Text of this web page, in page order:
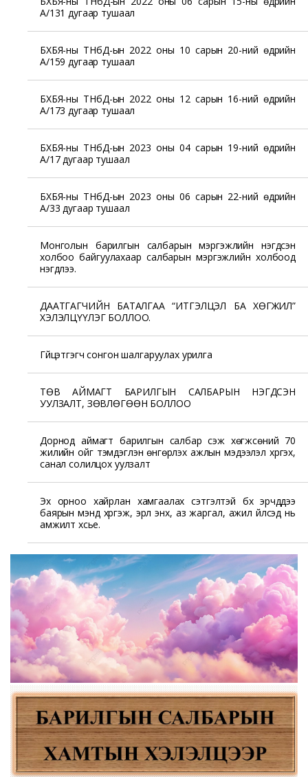
А/131 дугаар тушаал
БХБЯ-ны ТНбД-ын 2022 оны 10 сарын 20-ний өдрийн
А/159 дугаар тушаал
БХБЯ-ны ТНбД-ын 2022 оны 12 сарын 16-ний өдрийн
А/173 дугаар тушаал
БХБЯ-ны ТНбД-ын 2023 оны 04 сарын 19-ний өдрийн
А/17 дугаар тушаал
БХБЯ-ны ТНбД-ын 2023 оны 06 сарын 22-ний өдрийн
А/33 дугаар тушаал
Монголын барилгын салбарын мэргэжлийн нэгдсэн
холбоо байгуулахаар салбарын мэргэжлийн холбоод
нэгдлээ.
ДААТГАГЧИЙН БАТАЛГАА “ИТГЭЛЦЭЛ БА ХӨГЖИЛ”
ХЭЛЭЛЦҮҮЛЭГ БОЛЛОО.
Гүйцэтгэгч сонгон шалгаруулах урилга
ТӨВ АЙМАГТ БАРИЛГЫН САЛБАРЫН НЭГДСЭН
УУЛЗАЛТ, ЗӨВЛӨГӨӨН БОЛЛОО
Дорнод аймагт барилгын салбар үүсэж хөгжсөний 70
жилийн ойг тэмдэглэн өнгөрүүлэх ажлын мэдээлэл хүргэх,
санал солилцох уулзалт
Эх орноо хайрлан хамгаалах сэтгэлтэй бүх эрчүүддээ
баярын мэнд хүргэж, эрүүл энх, аз жаргал, ажил үйлсэд нь
амжилт хүсье.